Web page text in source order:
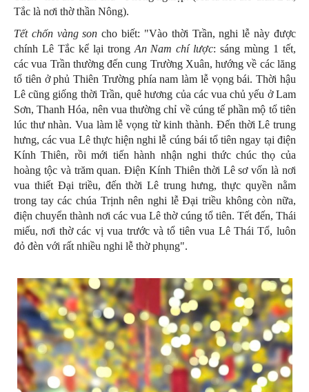
Tắc là nơi thờ thần Nông).
Tết chốn vàng son cho biết: "Vào thời Trần, nghi lễ này được
chính Lê Tắc kể lại trong An Nam chí lược: sáng mùng 1 tết,
các vua Trần thường đến cung Trường Xuân, hướng về các lăng
tổ tiên ở phủ Thiên Trường phía nam làm lễ vọng bái. Thời hậu
Lê cũng giống thời Trần, quê hương của các vua chủ yếu ở Lam
Sơn, Thanh Hóa, nên vua thường chỉ về cúng tế phần mộ tổ tiên
lúc thư nhàn. Vua làm lễ vọng từ kinh thành. Đến thời Lê trung
hưng, các vua Lê thực hiện nghi lễ cúng bái tổ tiên ngay tại điện
Kính Thiên, rồi mới tiến hành nhận nghi thức chúc thọ của
hoàng tộc và trăm quan. Điện Kính Thiên thời Lê sơ vốn là nơi
vua thiết Đại triều, đến thời Lê trung hưng, thực quyền nằm
trong tay các chúa Trịnh nên nghi lễ Đại triều không còn nữa,
điện chuyển thành nơi các vua Lê thờ cúng tổ tiên. Tết đến, Thái
miếu, nơi thờ các vị vua trước và tổ tiên vua Lê Thái Tổ, luôn
đỏ đèn với rất nhiều nghi lễ thờ phụng".